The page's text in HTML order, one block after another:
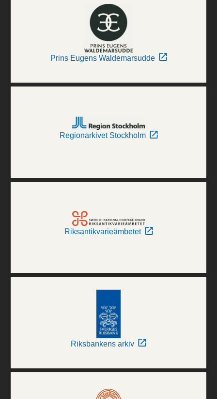
Prins Eugens Waldemarsudde
Regionarkivet Stockholm
Riksantikvarieämbetet
Riksbankens arkiv